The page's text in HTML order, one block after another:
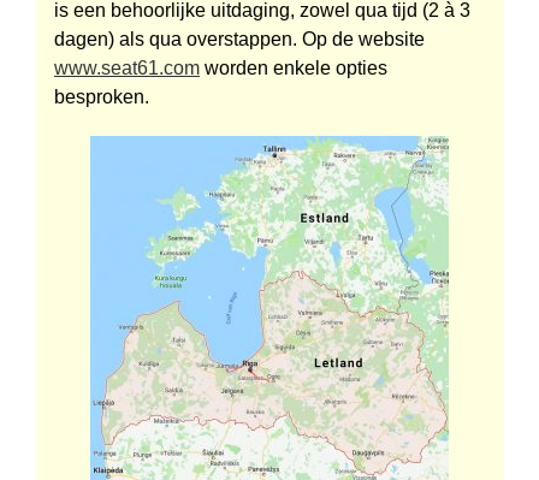
is een behoorlijke uitdaging, zowel qua tijd (2 à 3
dagen) als qua overstappen. Op de website
www.seat61.com worden enkele opties
besproken.